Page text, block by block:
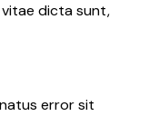
dicta sunt,
error sit